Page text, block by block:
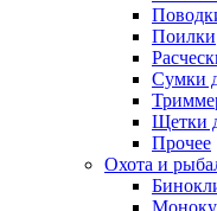
Поилки
Сумки
Щетки
Прочее
Охота и